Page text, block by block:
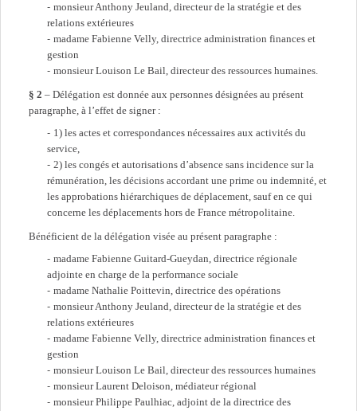
monsieur Anthony Jeuland, directeur de la stratégie et des
relations extérieures
madame Fabienne Velly, directrice administration finances et
gestion
monsieur Louison Le Bail, directeur des ressources humaines.
§ 2 – Délégation est donnée aux personnes désignées au présent
paragraphe, à l’effet de signer :
1) les actes et correspondances nécessaires aux activités du
service,
2) les congés et autorisations d’absence sans incidence sur la
rémunération, les décisions accordant une prime ou indemnité, et
les approbations hiérarchiques de déplacement, sauf en ce qui
concerne les déplacements hors de France métropolitaine.
Bénéficient de la délégation visée au présent paragraphe :
madame Fabienne Guitard-Gueydan, directrice régionale
adjointe en charge de la performance sociale
madame Nathalie Poittevin, directrice des opérations
monsieur Anthony Jeuland, directeur de la stratégie et des
relations extérieures
madame Fabienne Velly, directrice administration finances et
gestion
monsieur Louison Le Bail, directeur des ressources humaines
monsieur Laurent Deloison, médiateur régional
monsieur Philippe Paulhiac, adjoint de la directrice des